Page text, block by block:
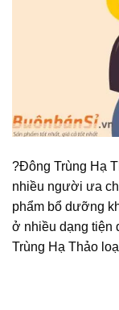
?Đông Trùng Hạ
nhiều người ưa
phẩm bổ dưỡng
ở nhiều dạng tiện
Trùng Hạ Thảo